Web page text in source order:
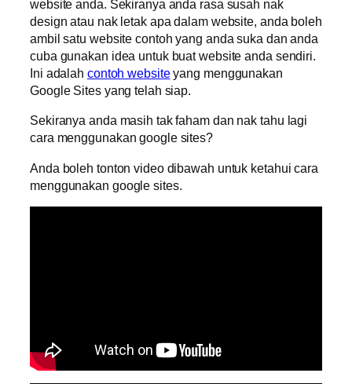
website anda. Sekiranya anda rasa susah nak
design atau nak letak apa dalam website, anda boleh
ambil satu website contoh yang anda suka dan anda
cuba gunakan idea untuk buat website anda sendiri.
Ini adalah contoh websiteyang menggunakan
Google Sites yang telah siap.
Sekiranya anda masih tak faham dan nak tahu lagi
cara menggunakan google sites?
Anda boleh tonton video dibawah untuk ketahui cara
menggunakan google sites.